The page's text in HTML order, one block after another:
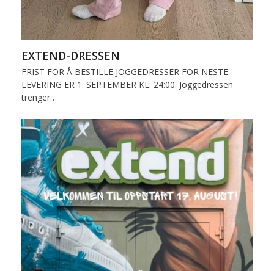
EXTEND-DRESSEN
FRIST FOR Å BESTILLE JOGGEDRESSER FOR NESTE
LEVERING ER 1. SEPTEMBER KL. 24:00. Joggedressen
trenger…